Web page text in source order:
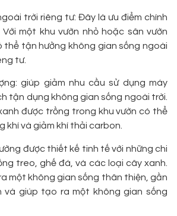
trời riêng tư: Đây là ưu điểm chính
một khu vườn nhỏ hoặc sân vườn
thể tận hưởng không gian sống ngoài
tư.
giúp giảm nhu cầu sử dụng máy
tận dụng không gian sống ngoài trời.
được trồng trong khu vườn có thể
khí và giảm khí thải carbon.
được thiết kế tinh tế với những chi
treo, ghế đá, và các loại cây xanh.
một không gian sống thân thiện, gần
và giúp tạo ra một không gian sống